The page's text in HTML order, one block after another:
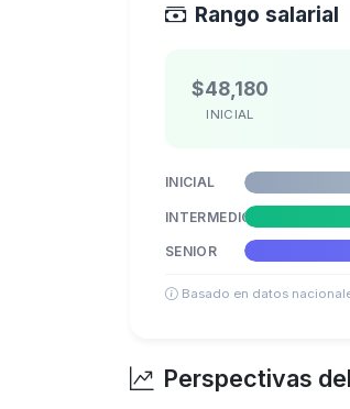
Rango salarial
$48,180
INICIAL
INICIAL
INTERMEDIO
SENIOR
Basado en datos
Perspectivas